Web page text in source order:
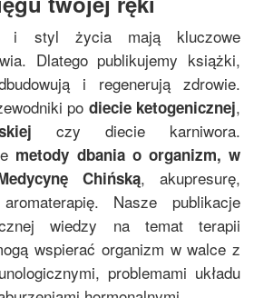
i styl życia mają kluczowe
Dlatego publikujemy książki,
i regenerują zdrowie.
po diecie ketogenicznej,
czy diecie karniwora.
metody dbania o organizm, w
Chińską, akupresurę,
Nasze publikacje
wiedzy na temat terapii
wspierać organizm w walce z
problemami układu